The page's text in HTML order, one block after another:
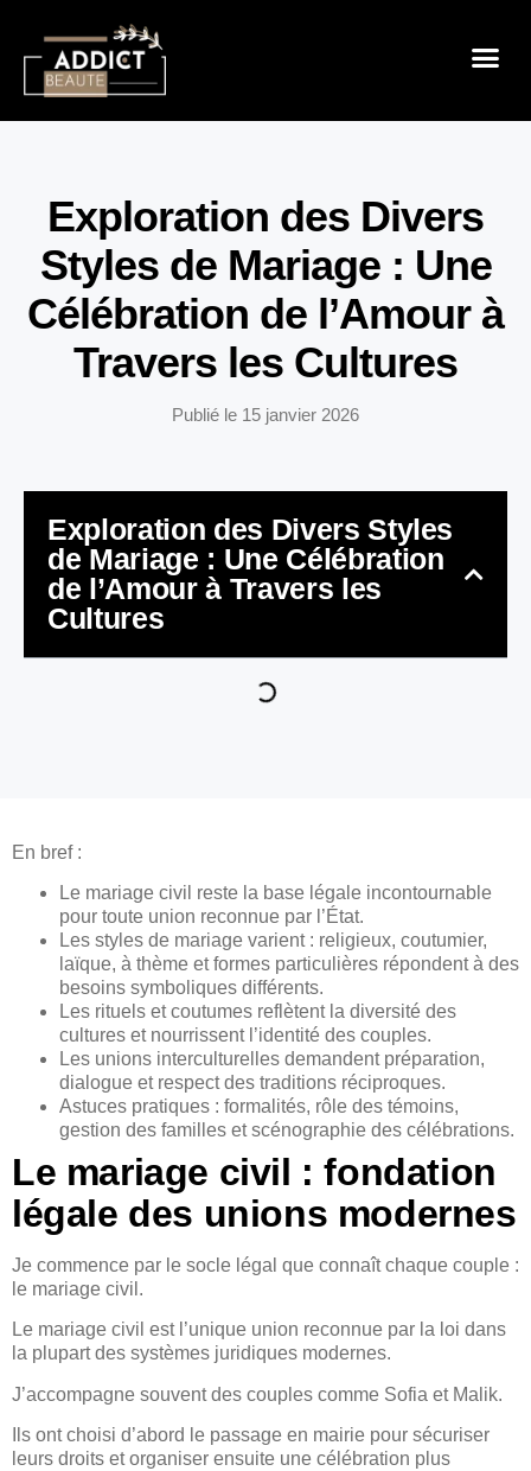
Exploration des Divers
Styles de Mariage : Une
Célébration de l’Amour à
Travers les Cultures
Publié le 15 janvier 2026
Exploration des Divers Styles
de Mariage : Une Célébration
de l’Amour à Travers les
Cultures
En bref :
Le mariage civil reste la base légale incontournable
pour toute union reconnue par l’État.
Les styles de mariage varient : religieux, coutumier,
laïque, à thème et formes particulières répondent à des
besoins symboliques différents.
Les rituels et coutumes reflètent la diversité des
cultures et nourrissent l’identité des couples.
Les unions interculturelles demandent préparation,
dialogue et respect des traditions réciproques.
Astuces pratiques : formalités, rôle des témoins,
gestion des familles et scénographie des célébrations.
Le mariage civil : fondation
légale des unions modernes
Je commence par le socle légal que connaît chaque couple :
le mariage civil.
Le mariage civil est l’unique union reconnue par la loi dans
la plupart des systèmes juridiques modernes.
J’accompagne souvent des couples comme Sofia et Malik.
Ils ont choisi d’abord le passage en mairie pour sécuriser
leurs droits et organiser ensuite une célébration plus